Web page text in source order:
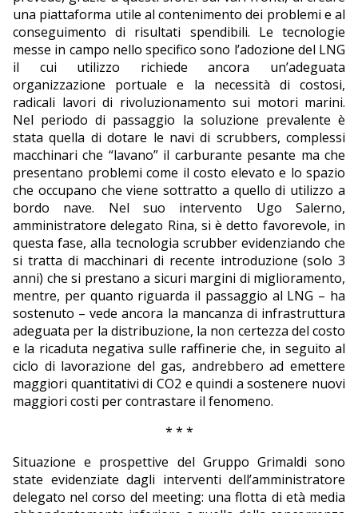
una piattaforma utile al contenimento dei problemi e al
conseguimento di risultati spendibili. Le tecnologie
messe in campo nello specifico sono l’adozione del LNG
il cui utilizzo richiede ancora un’adeguata
organizzazione portuale e la necessità di costosi,
radicali lavori di rivoluzionamento sui motori marini.
Nel periodo di passaggio la soluzione prevalente è
stata quella di dotare le navi di scrubbers, complessi
macchinari che “lavano” il carburante pesante ma che
presentano problemi come il costo elevato e lo spazio
che occupano che viene sottratto a quello di utilizzo a
bordo nave. Nel suo intervento Ugo Salerno,
amministratore delegato Rina, si è detto favorevole, in
questa fase, alla tecnologia scrubber evidenziando che
si tratta di macchinari di recente introduzione (solo 3
anni) che si prestano a sicuri margini di miglioramento,
mentre, per quanto riguarda il passaggio al LNG – ha
sostenuto – vede ancora la mancanza di infrastruttura
adeguata per la distribuzione, la non certezza del costo
e la ricaduta negativa sulle raffinerie che, in seguito al
ciclo di lavorazione del gas, andrebbero ad emettere
maggiori quantitativi di CO2 e quindi a sostenere nuovi
maggiori costi per contrastare il fenomeno.
* * *
Situazione e prospettive del Gruppo Grimaldi sono
state evidenziate dagli interventi dell’amministratore
delegato nel corso del meeting: una flotta di età media